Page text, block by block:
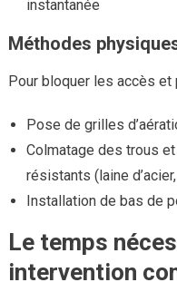
instantanée
Méthodes
Pour bloquer les accès
Pose de grilles
Colmatage des trous
résistants (laine
Installation de bas de
Le temps
intervention